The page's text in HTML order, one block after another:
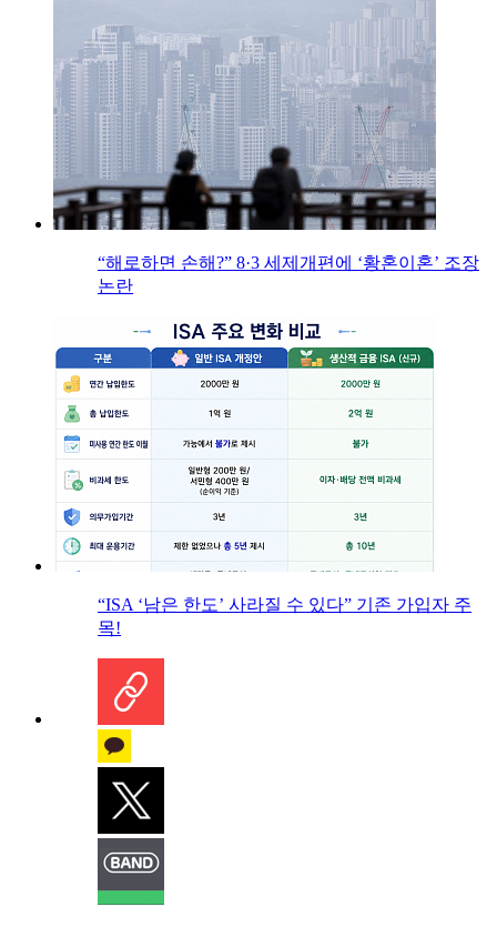
“해로하면 손해?” 8·3 세제개편에 ‘황혼이혼’ 조장
논란
“ISA ‘남은 한도’ 사라질 수 있다” 기존 가입자 주
목!